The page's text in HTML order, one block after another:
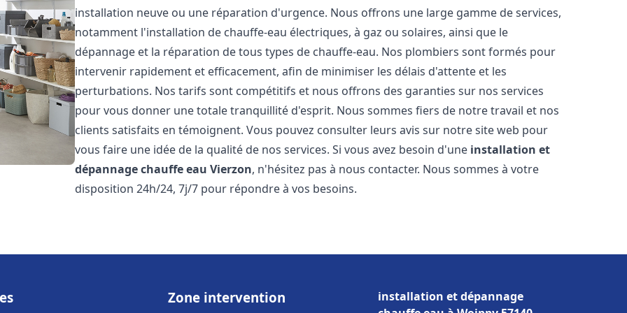
installation neuve ou une réparation d'urgence. Nous offrons une large gamme de services,
notamment l'installation de chauffe-eau électriques, à gaz ou solaires, ainsi que le
dépannage et la réparation de tous types de chauffe-eau. Nos plombiers sont formés pour
intervenir rapidement et efficacement, afin de minimiser les délais d'attente et les
perturbations. Nos tarifs sont compétitifs et nous offrons des garanties sur nos services
pour vous donner une totale tranquillité d'esprit. Nous sommes fiers de notre travail et nos
clients satisfaits en témoignent. Vous pouvez consulter leurs avis sur notre site web pour
vous faire une idée de la qualité de nos services. Si vous avez besoin d'une installation et
dépannage chauffe eau Vierzon, n'hésitez pas à nous contacter. Nous sommes à votre
disposition 24h/24, 7j/7 pour répondre à vos besoins.
Zone intervention
installation et dépannage